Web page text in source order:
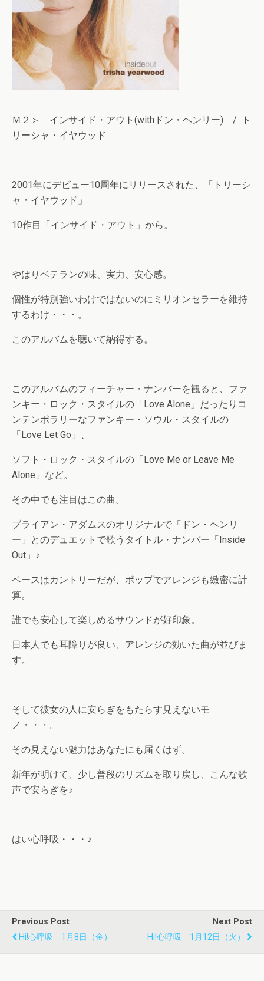
Ｍ２＞ インサイド・アウト(withドン・ヘンリー) / ト
リーシャ・イヤウッド
2001年にデビュー10周年にリリースされた、「トリーシ
ャ・イヤウッド」
10作目「インサイド・アウト」から。
やはりベテランの味、実力、安心感。
個性が特別強いわけではないのにミリオンセラーを維持
するわけ・・・。
このアルバムを聴いて納得する。
このアルバムのフィーチャー・ナンバーを観ると、ファ
ンキー・ロック・スタイルの「Love Alone」だったりコ
ンテンポラリーなファンキー・ソウル・スタイルの
「Love Let Go」、
ソフト・ロック・スタイルの「Love Me or Leave Me
Alone」など。
その中でも注目はこの曲。
ブライアン・アダムスのオリジナルで「ドン・ヘンリ
ー」とのデュエットで歌うタイトル・ナンバー「Inside
Out」♪
ベースはカントリーだが、ポップでアレンジも緻密に計
算。
誰でも安心して楽しめるサウンドが好印象。
日本人でも耳障りが良い、アレンジの効いた曲が並びま
す。
そして彼女の人に安らぎをもたらす見えないモ
ノ・・・。
その見えない魅力はあなたにも届くはず。
新年が明けて、少し普段のリズムを取り戻し、こんな歌
声で安らぎを♪
はい心呼吸・・・♪
Previous Post
Hi!心呼吸 1月8日（金）
Next Post
Hi!心呼吸 1月12日（火）